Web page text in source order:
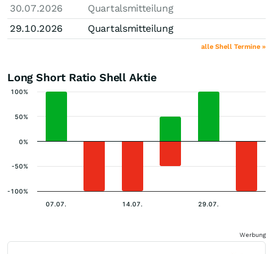
30.07.2026
Quartalsmitteilung
29.10.2026
Quartalsmitteilung
alle Shell Termine »
Long Short Ratio Shell Aktie
07.07. 14.07. 29.07.
-100%
-50%
0%
50%
100%
Werbung